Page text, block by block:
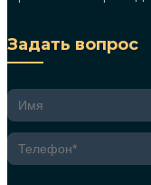
Задать вопрос